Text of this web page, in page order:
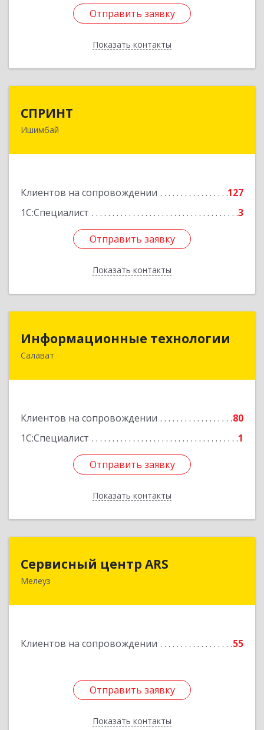
Отправить заявку
Показать контакты
Отправить заявку
Назад
СПРИНТ
Ишимбай
Клиентов на сопровождении
127
1С:Специалист
3
Отправить заявку
Показать контакты
453201, Башкортостан Респ, Ишимбайский р-н,
Отправить заявку
Назад
Информационные технологии
Салават
Клиентов на сопровождении
80
1С:Специалист
1
Отправить заявку
Показать контакты
Информационные технологии
Отправить заявку
Назад
Сервисный центр ARS
Мелеуз
Клиентов на сопровождении 55
Отправить заявку
Показать контакты
Отправить заявку
Назад